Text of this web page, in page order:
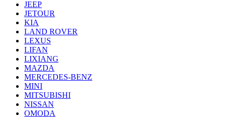
JEEP
JETOUR
KIA
LAND ROVER
LEXUS
LIFAN
LIXIANG
MAZDA
MERCEDES-BENZ
MINI
MITSUBISHI
NISSAN
OMODA